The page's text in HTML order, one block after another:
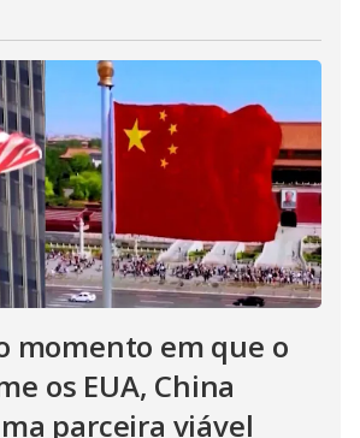
momento em que o
os EUA, China
parceira viável